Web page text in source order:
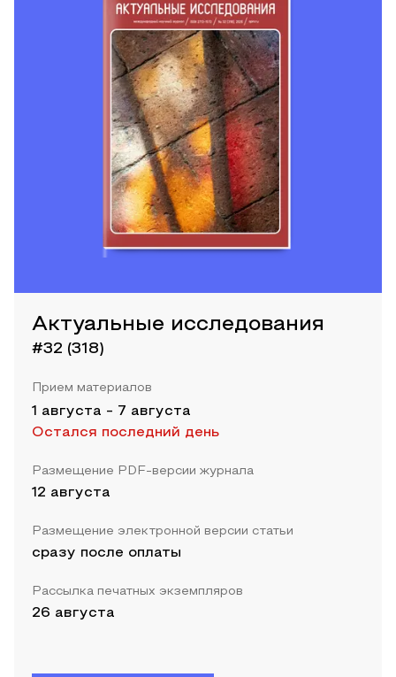
Актуальные исследования
#32 (318)
Прием материалов
1 августа - 7 августа
Остался последний день
Размещение PDF-версии журнала
12 августа
Размещение электронной версии статьи
сразу после оплаты
Рассылка печатных экземпляров
26 августа